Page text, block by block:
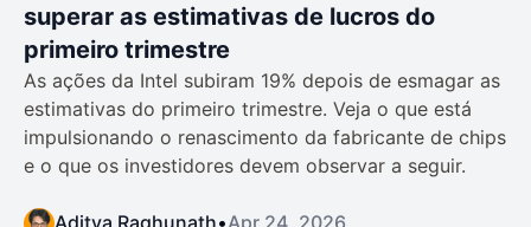
superar as estimativas de lucros do
primeiro trimestre
As ações da Intel subiram 19% depois de esmagar as
estimativas do primeiro trimestre. Veja o que está
impulsionando o renascimento da fabricante de chips
e o que os investidores devem observar a seguir.